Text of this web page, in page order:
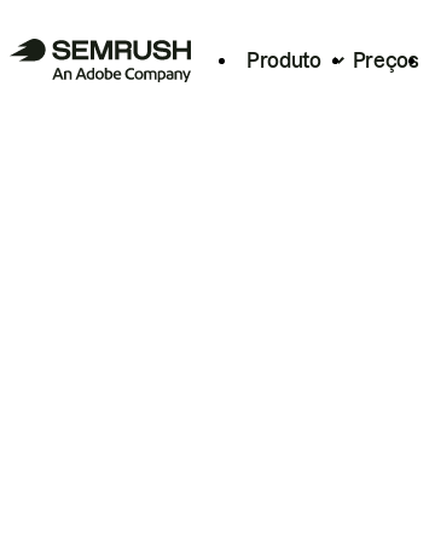
Produto Preços